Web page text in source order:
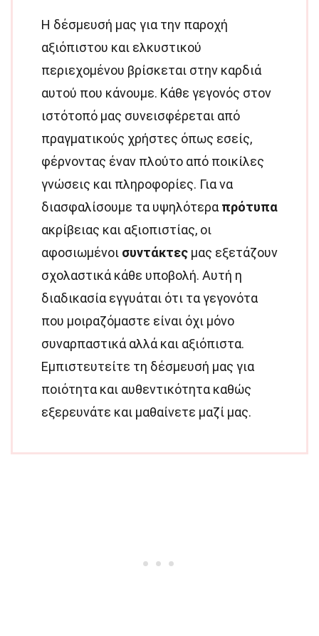
Η δέσμευσή μας για την παροχή
αξιόπιστου και ελκυστικού
περιεχομένου βρίσκεται στην καρδιά
αυτού που κάνουμε. Κάθε γεγονός στον
ιστότοπό μας συνεισφέρεται από
πραγματικούς χρήστες όπως εσείς,
φέρνοντας έναν πλούτο από ποικίλες
γνώσεις και πληροφορίες. Για να
διασφαλίσουμε τα υψηλότερα πρότυπα
ακρίβειας και αξιοπιστίας, οι
αφοσιωμένοι συντάκτες μας εξετάζουν
σχολαστικά κάθε υποβολή. Αυτή η
διαδικασία εγγυάται ότι τα γεγονότα
που μοιραζόμαστε είναι όχι μόνο
συναρπαστικά αλλά και αξιόπιστα.
Εμπιστευτείτε τη δέσμευσή μας για
ποιότητα και αυθεντικότητα καθώς
εξερευνάτε και μαθαίνετε μαζί μας.